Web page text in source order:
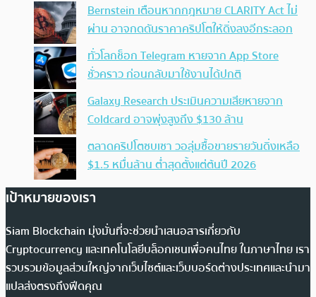
Bernstein เตือนหากกฎหมาย CLARITY Act ไม่
ผ่าน อาจกดดันราคาคริปโตให้ดิ่งลงอีกระลอก
ทั่วโลกช็อก Telegram หายจาก App Store
ชั่วคราว ก่อนกลับมาใช้งานได้ปกติ
Galaxy Research ประเมินความเสียหายจาก
Coldcard อาจพุ่งสูงถึง $130 ล้าน
ตลาดคริปโตซบเซา วอลุ่มซื้อขายรายวันดิ่งเหลือ
$1.5 หมื่นล้าน ต่ำสุดตั้งแต่ต้นปี 2026
เป้าหมายของเรา
Siam Blockchain มุ่งมั่นที่จะช่วยนำเสนอสารเกี่ยวกับ
Cryptocurrency และเทคโนโลยีบล็อกเชนเพื่อคนไทย ในภาษาไทย เรา
รวบรวมข้อมูลส่วนใหญ่จากเว็บไซต์และเว็บบอร์ดต่างประเทศและนำมา
แปลส่งตรงถึงฟีดคุณ